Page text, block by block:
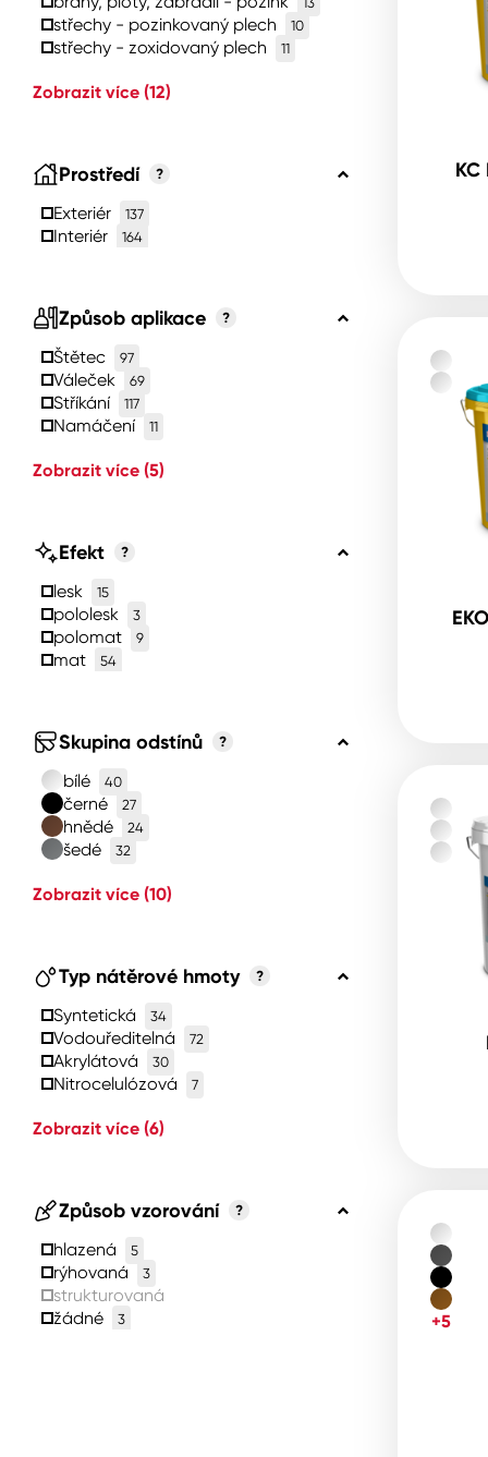
střechy - pozinkovaný plech 10
střechy - zoxidovaný plech 11
Zobrazit více (12)
Prostředí ?
Exteriér 137
Interiér 164
Způsob aplikace ?
Štětec 97
Váleček 69
Stříkání 117
Namáčení 11
Zobrazit více (5)
Efekt ?
lesk 15
pololesk 3
polomat 9
mat 54
Skupina odstínů ?
bílé 40
černé 27
hnědé 24
šedé 32
Zobrazit více (10)
Typ nátěrové hmoty ?
Syntetická 34
Vodouředitelná 72
Akrylátová 30
Nitrocelulózová 7
Zobrazit více (6)
Způsob vzorování ?
hlazená 5
rýhovaná 3
strukturovaná
žádné
3
KC
+5